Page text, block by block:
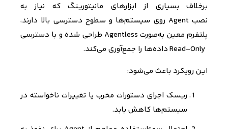
برخلاف بسیاری از ابزارهای مانیتورینگ که نیاز به
نصب Agent روی سیستم‌ها و سطوح دسترسی بالا دارند،
پلتفرم معین به‌صورت Agentless طراحی شده و با دسترسی
Read-Onlyداده‌ها را جمع‌آوری می‌کند.
این رویکرد باعث می‌شود:
ریسک اجرای دستورات مخرب یا تغییرات ناخواسته در
سیستم‌ها کاهش یابد.